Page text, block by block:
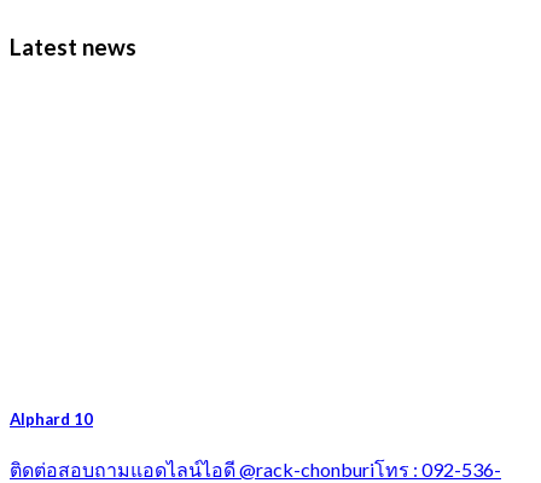
Latest news
Alphard 10
ติดต่อสอบถามแอดไลน์ไอดี @rack-chonburiโทร : 092-536-